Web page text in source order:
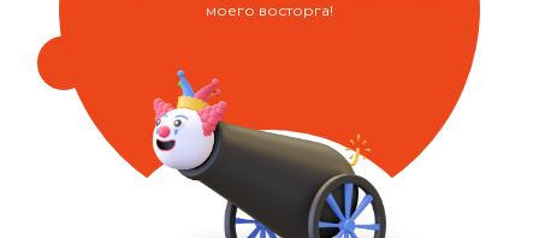
моего восторга!